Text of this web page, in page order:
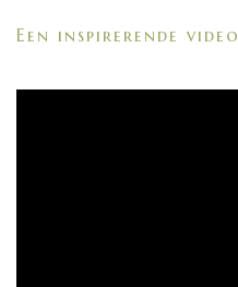
Een inspirerende video